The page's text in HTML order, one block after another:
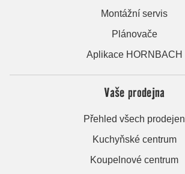
Montážní servis
Plánovače
Aplikace HORNBACH
Vaše prodejna
Přehled všech prodejen
Kuchyňské centrum
Koupelnové centrum